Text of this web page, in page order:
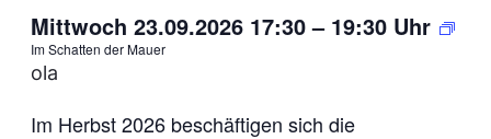
Mittwoch 23.09.2026 17:30– 19:30Uhr
Im Schatten der Mauer
ola
Im Herbst 2026 beschäftigen sich die